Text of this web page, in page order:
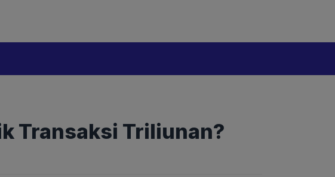
Transaksi Triliunan?